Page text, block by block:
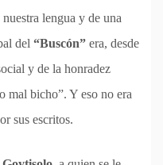
lengua y de una
del “Buscón” era, desde
y de la honradez
mal bicho”. Y eso no era
sus escritos.